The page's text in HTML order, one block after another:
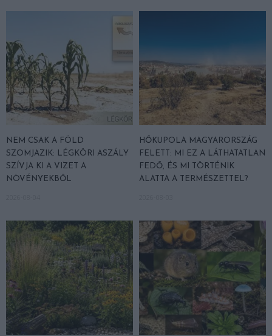
NEM CSAK A FÖLD
SZOMJAZIK: LÉGKÖRI ASZÁLY
SZÍVJA KI A VIZET A
NÖVÉNYEKBŐL
HŐKUPOLA MAGYARORSZÁG
FELETT: MI EZ A LÁTHATATLAN
FEDŐ, ÉS MI TÖRTÉNIK
ALATTA A TERMÉSZETTEL?